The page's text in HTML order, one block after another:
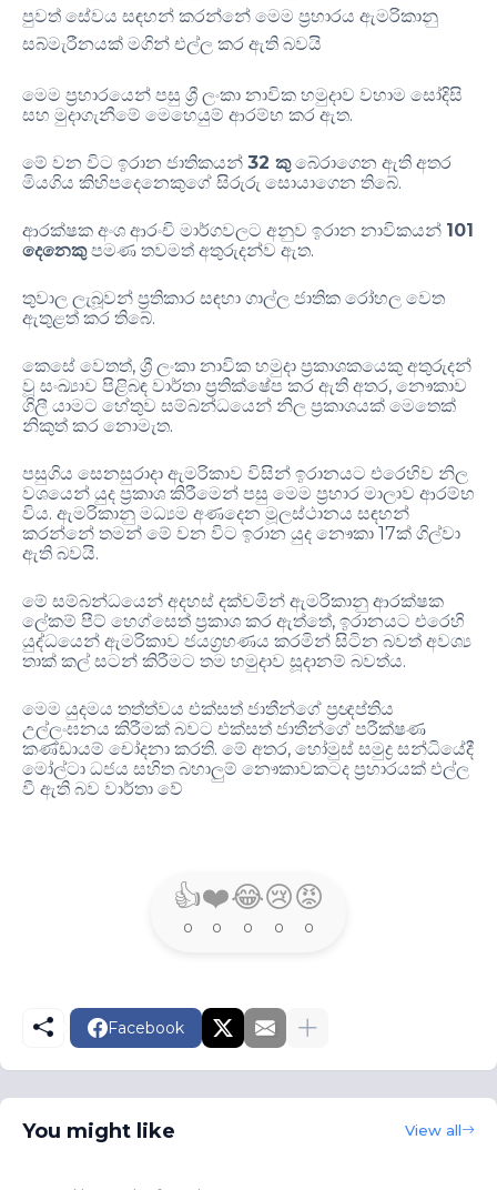
පුවත් සේවය සඳහන් කරන්නේ මෙම ප්‍රහාරය ඇමරිකානු
සබ්මැරීනයක් මගින් එල්ල කර ඇති බවයි
මෙම ප්‍රහාරයෙන් පසු ශ්‍රී ලංකා නාවික හමුදාව වහාම සෝදිසි
සහ මුදාගැනීමේ මෙහෙයුම් ආරම්භ කර ඇත.
මේ වන විට ඉරාන ජාතිකයන් 32 කුබේරාගෙන ඇති අතර
මියගිය කිහිපදෙනෙකුගේ සිරුරු සොයාගෙන තිබේ.
ආරක්ෂක අංශ ආරංචි මාර්ගවලට අනුව ඉරාන නාවිකයන් 101
දෙනෙකුපමණ තවමත් අතුරුදන්ව ඇත.
තුවාල ලැබූවන් ප්‍රතිකාර සඳහා ගාල්ල ජාතික රෝහල වෙත
ඇතුළත් කර තිබේ.
කෙසේ වෙතත්, ශ්‍රී ලංකා නාවික හමුදා ප්‍රකාශකයෙකු අතුරුදන්
වූ සංඛ්‍යාව පිළිබඳ වාර්තා ප්‍රතික්ෂේප කර ඇති අතර, නෞකාව
ගිලී යාමට හේතුව සම්බන්ධයෙන් නිල ප්‍රකාශයක් මෙතෙක්
නිකුත් කර නොමැත.
පසුගිය සෙනසුරාදා ඇමරිකාව විසින් ඉරානයට එරෙහිව නිල
වශයෙන් යුද ප්‍රකාශ කිරීමෙන් පසු මෙම ප්‍රහාර මාලාව ආරම්භ
විය. ඇමරිකානු මධ්‍යම අණදෙන මූලස්ථානය සඳහන්
කරන්නේ තමන් මේ වන විට ඉරාන යුද නෞකා 17ක් ගිල්වා
ඇති බවයි.
මේ සම්බන්ධයෙන් අදහස් දක්වමින් ඇමරිකානු ආරක්ෂක
ලේකම් පීට් හෙග්සෙත් ප්‍රකාශ කර ඇත්තේ, ඉරානයට එරෙහි
යුද්ධයෙන් ඇමරිකාව ජයග්‍රහණය කරමින් සිටින බවත් අවශ්‍ය
තාක් කල් සටන් කිරීමට තම හමුදාව සූදානම් බවත්ය.
මෙම යුදමය තත්ත්වය එක්සත් ජාතීන්ගේ ප්‍රඥප්තිය
උල්ලංඝනය කිරීමක් බවට එක්සත් ජාතීන්ගේ පරීක්ෂණ
කණ්ඩායම් චෝදනා කරති. මේ අතර, හෝමුස් සමුද්‍ර සන්ධියේදී
මෝල්ටා ධජය සහිත බහාලුම් නෞකාවකටද ප්‍රහාරයක් එල්ල
වී ඇති බව වාර්තා වේ
👍
0
❤️
0
😂
0
😢
0
😡
0
Facebook
You might like View all